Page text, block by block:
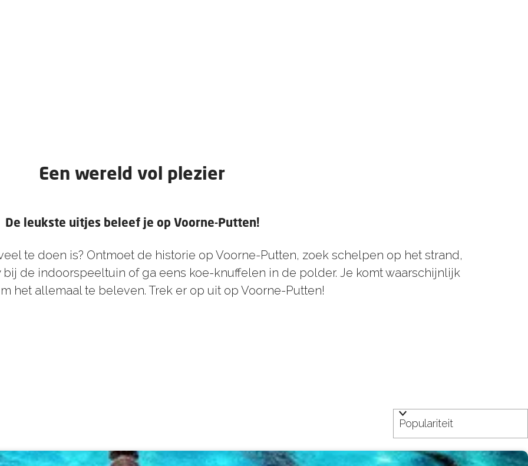
Een wereld vol plezier
De leukste uitjes beleef je op Voorne-Putten!
te doen is? Ontmoet de historie op Voorne-Putten, zoek schelpen op het strand,
de indoorspeeltuin of ga eens koe-knuffelen in de polder. Je komt waarschijnlijk
het allemaal te beleven. Trek er op uit op Voorne-Putten!